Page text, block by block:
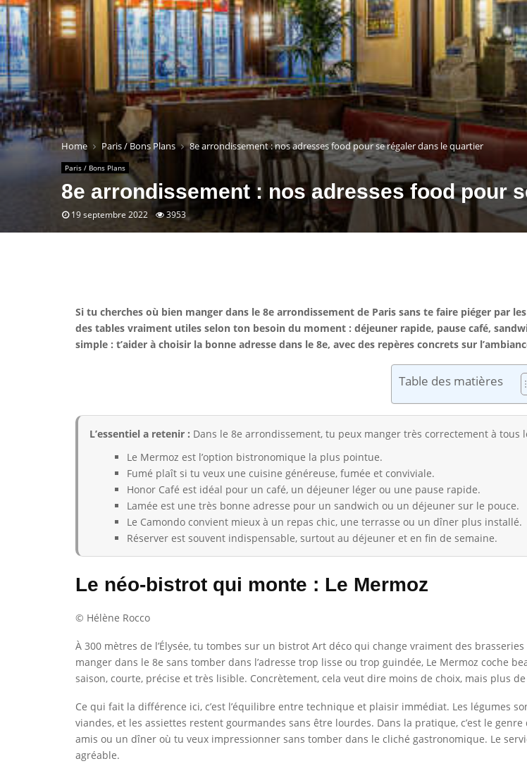
Home Paris / Bons Plans 8e arrondissement : nos adresses food pour se régaler dans le quartier
Paris / Bons Plans
8e arrondissement : nos adresses food pour
19 septembre 2022 3953
Si tu cherches où bien manger dans le 8e arrondissement de Paris sans te faire piéger par
des tables vraiment utiles selon ton besoin du moment : déjeuner rapide, pause café,
simple : t’aider à choisir la bonne adresse dans le 8e, avec des repères concrets sur
Table des matières
L’essentiel a retenir : Dans le 8e arrondissement, tu peux manger très correctement à
Le Mermoz est l’option bistronomique la plus pointue.
Fumé plaît si tu veux une cuisine généreuse, fumée et conviviale.
Honor Café est idéal pour un café, un déjeuner léger ou une pause rapide.
Lamée est une très bonne adresse pour un sandwich ou un déjeuner sur le pouce.
Le Camondo convient mieux à un repas chic, une terrasse ou un dîner plus installé.
Réserver est souvent indispensable, surtout au déjeuner et en fin de semaine.
Le néo-bistrot qui monte : Le Mermoz
© Hélène Rocco
À 300 mètres de l’Élysée, tu tombes sur un bistrot Art déco qui change vraiment des
manger dans le 8e sans tomber dans l’adresse trop lisse ou trop guindée, Le Mermoz coche
saison, courte, précise et très lisible. Concrètement, cela veut dire moins de choix, mais plus de
Ce qui fait la différence ici, c’est l’équilibre entre technique et plaisir immédiat. Les légumes
viandes, et les assiettes restent gourmandes sans être lourdes. Dans la pratique, c’est le
amis ou un dîner où tu veux impressionner sans tomber dans le cliché gastronomique. Le
agréable.